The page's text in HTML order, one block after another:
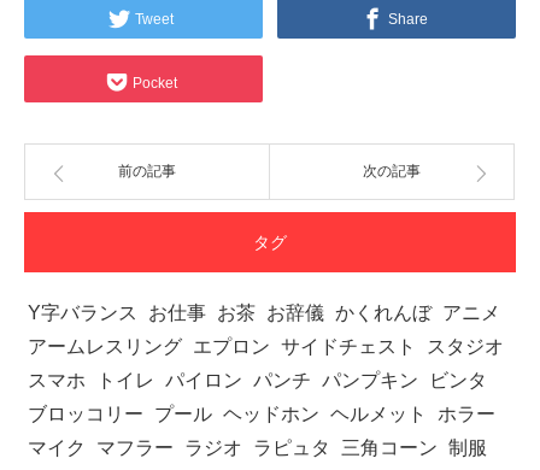
Tweet Share
Pocket
前の記事 次の記事
タグ
Y字バランス お仕事 お茶 お辞儀 かくれんぼ アニメ
アームレスリング エプロン サイドチェスト
スタジオ
スマホ
トイレ パイロン パンチ パンプキン
ビンタ
ブロッコリー
プール ヘッドホン ヘルメット
ホラー
マイク
マフラー ラジオ ラピュタ 三角コーン 制服